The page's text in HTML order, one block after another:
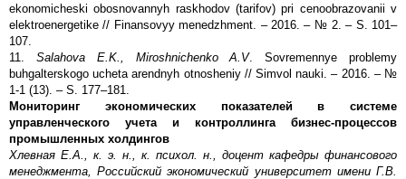
ekonomicheski obosnovannyh raskhodov (tarifov) pri cenoobrazovanii v
elektroenergetike // Finansovyy menedzhment. – 2016. – № 2. – S. 101–
107.
11. Salahova E.K., Miroshnichenko A.V. Sovremennye problemy
buhgalterskogo ucheta arendnyh otnosheniy // Simvol nauki. – 2016. – №
1-1 (13). – S. 177–181.
Мониторинг экономических показателей в системе
управленческого учета и контроллинга бизнес-процессов
промышленных холдингов
Хлевная Е.А., к. э. н., к. психол. н., доцент кафедры финансового
менеджмента, Российский экономический университет имени Г.В.